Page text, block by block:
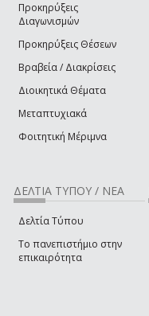
Προκηρύξεις
Διαγωνισμών
Προκηρύξεις Θέσεων
Βραβεία / Διακρίσεις
Διοικητικά Θέματα
Μεταπτυχιακά
Φοιτητική Μέριμνα
ΔΕΛΤΙΑ ΤΥΠΟΥ / ΝΕΑ
Δελτία Τύπου
Το πανεπιστήμιο στην
επικαιρότητα